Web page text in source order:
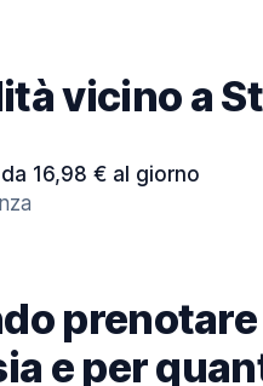
vicino a
16,98 € al giorno
e per